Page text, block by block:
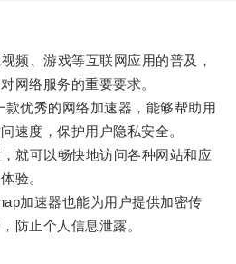
、游戏等互联网应用的普及，
网络服务的重要要求。
优秀的网络加速器，能够帮助用
速度，保护用户隐私安全。
可以畅快地访问各种网站和应
验。
加速器也能为用户提供加密传
防止个人信息泄露。